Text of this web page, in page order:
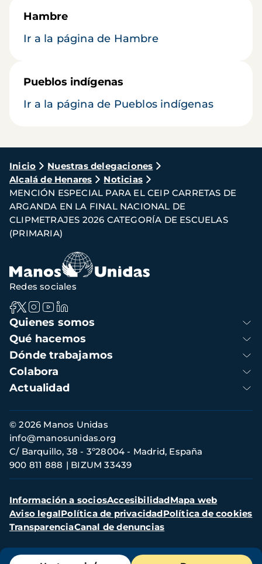
Hambre
Ir a la página de Hambre
Pueblos indígenas
Ir a la página de Pueblos indígenas
Ruta
de
navegación
Inicio
Nuestras delegaciones
Alcalá de Henares
Noticias
MENCIÓN ESPECIAL PARA EL CEIP CARRETAS DE
ARGANDA EN LA FINAL NACIONAL DE
CLIPMETRAJES 2026 CATEGORÍA DE ESCUELAS
(PRIMARIA)
Menú
Navegación
principal
Quienes somos
Qué hacemos
Dónde trabajamos
Colabora
Actualidad
Redes sociales
Información
de
contacto
© 2026 Manos Unidas
C/ Barquillo, 38 - 3º28004 - Madrid, España
900 811 888
BIZUM 33439
info@manosunidas.org
Menú
secundario
Información a sociosAccesibilidadMapa web
Aviso legalPolítica de privacidadPolítica de cookies
TransparenciaCanal de denuncias